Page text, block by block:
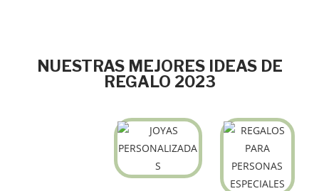
NUESTRAS MEJORES IDEAS DE
REGALO 2023